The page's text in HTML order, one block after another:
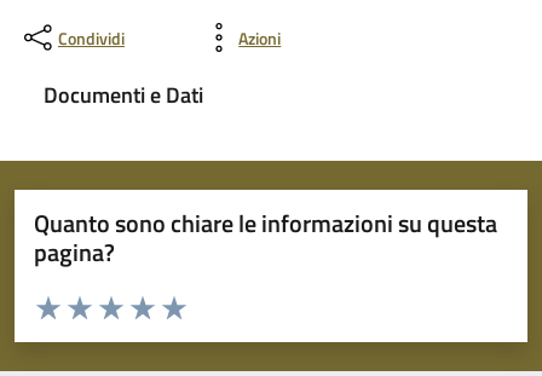
Condividi Azioni
Documenti e Dati
Quanto sono chiare le informazioni su questa
pagina?
Domanda
Valuta da 1 a 5 stelle la pagina
Valuta 5 stelle su 5
Valuta 4 stelle su 5
Valuta 3 stelle su 5
Valuta 2 stelle su 5
Valuta 1 stelle su 5